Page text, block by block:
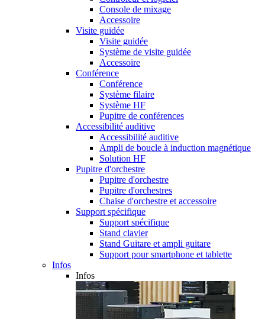
Console de mixage
Accessoire
Visite guidée
Visite guidée
Système de visite guidée
Accessoire
Conférence
Conférence
Système filaire
Système HF
Pupitre de conférences
Accessibilité auditive
Accessibilité auditive
Ampli de boucle à induction magnétique
Solution HF
Pupitre d'orchestre
Pupitre d'orchestre
Pupitre d'orchestres
Chaise d'orchestre et accessoire
Support spécifique
Support spécifique
Stand clavier
Stand Guitare et ampli guitare
Support pour smartphone et tablette
Infos
Infos